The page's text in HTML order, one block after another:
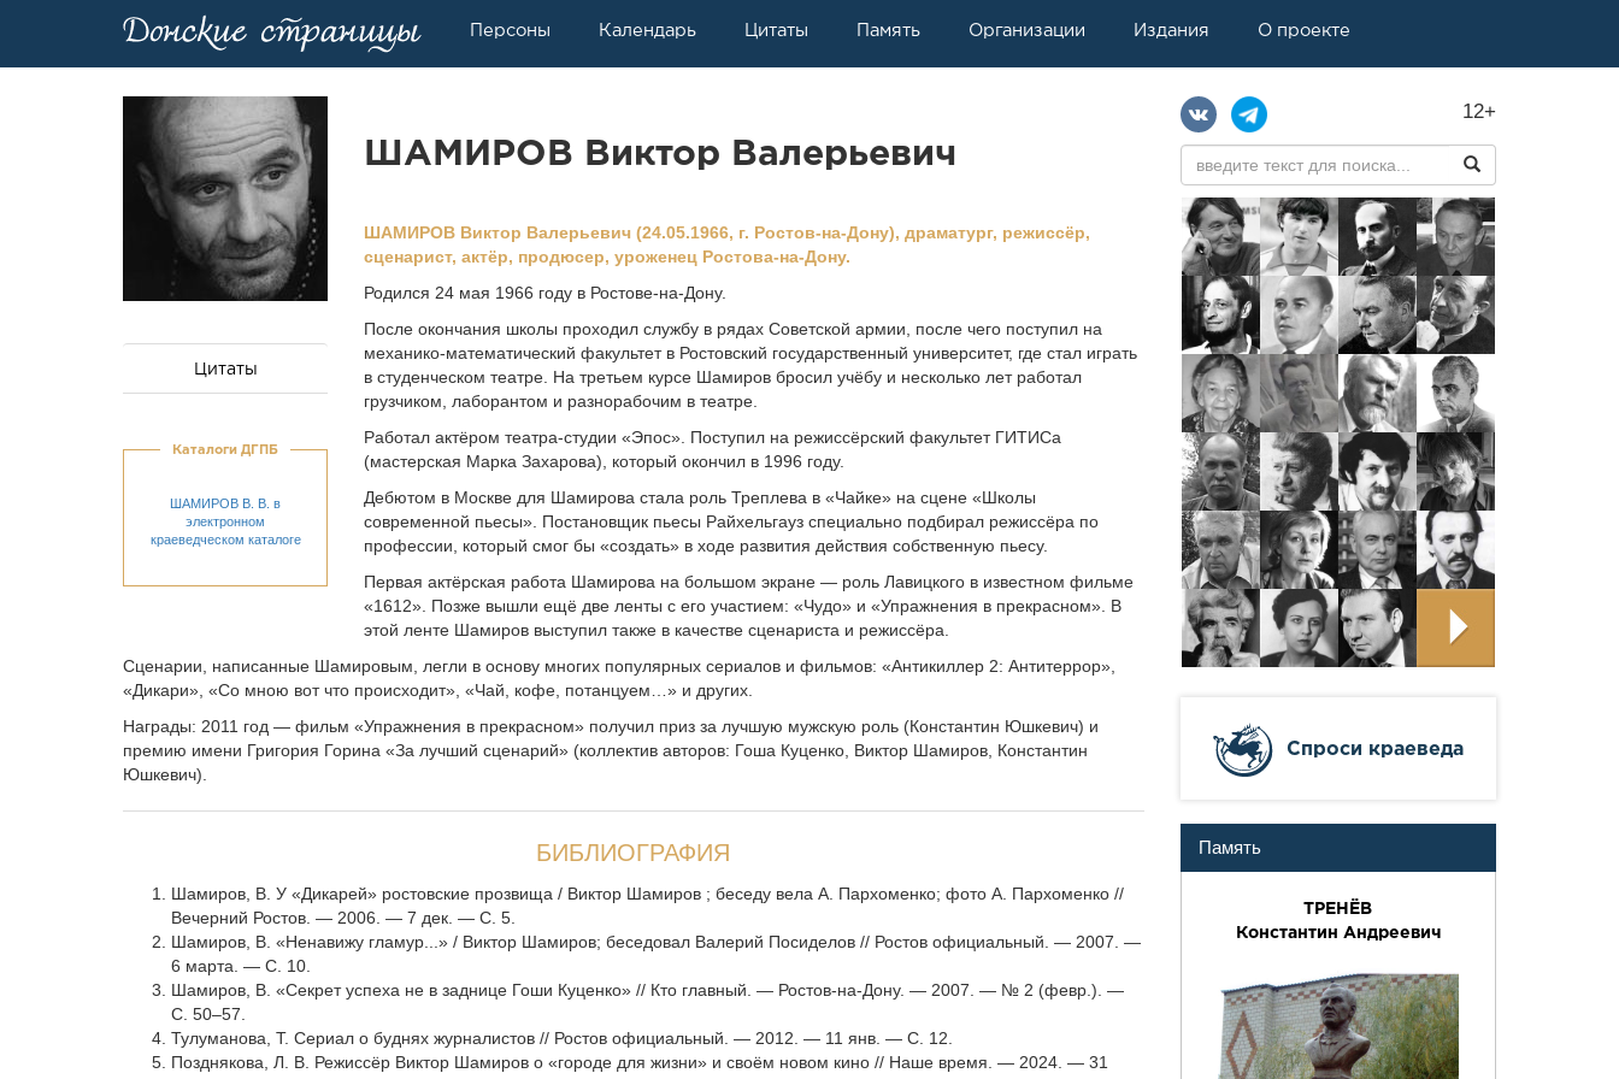
Персоны Календарь Цитаты Память Организации Издания О проекте
Цитаты
Каталоги ДГПБ
ШАМИРОВ В. В. в
электронном
краеведческом каталоге
ШАМИРОВ Виктор Валерьевич
ШАМИРОВ Виктор Валерьевич (24.05.1966, г. Ростов-на-Дону), драматург, режиссёр,
сценарист, актёр, продюсер, уроженец Ростова-на-Дону.
Родился 24 мая 1966 году в Ростове-на-Дону.
После окончания школы проходил службу в рядах Советской армии, после чего поступил на
механико-математический факультет в Ростовский государственный университет, где стал играть
в студенческом театре. На третьем курсе Шамиров бросил учёбу и несколько лет работал
грузчиком, лаборантом и разнорабочим в театре.
Работал актёром театра-студии «Эпос». Поступил на режиссёрский факультет ГИТИСа
(мастерская Марка Захарова), который окончил в 1996 году.
Дебютом в Москве для Шамирова стала роль Треплева в «Чайке» на сцене «Школы
современной пьесы». Постановщик пьесы Райхельгауз специально подбирал режиссёра по
профессии, который смог бы «создать» в ходе развития действия собственную пьесу.
Первая актёрская работа Шамирова на большом экране — роль Лавицкого в известном фильме
«1612». Позже вышли ещё две ленты с его участием: «Чудо» и «Упражнения в прекрасном». В
этой ленте Шамиров выступил также в качестве сценариста и режиссёра.
Сценарии, написанные Шамировым, легли в основу многих популярных сериалов и фильмов: «Антикиллер 2: Антитеррор»,
«Дикари», «Со мною вот что происходит», «Чай, кофе, потанцуем…» и других.
Награды: 2011 год — фильм «Упражнения в прекрасном» получил приз за лучшую мужскую роль (Константин Юшкевич) и
премию имени Григория Горина «За лучший сценарий» (коллектив авторов: Гоша Куценко, Виктор Шамиров, Константин
Юшкевич).
БИБЛИОГРАФИЯ
Шамиров, В. У «Дикарей» ростовские прозвища / Виктор Шамиров ; беседу вела А. Пархоменко; фото А. Пархоменко //
Вечерний Ростов. — 2006. — 7 дек. — С. 5.
Шамиров, В. «Ненавижу гламур...» / Виктор Шамиров; беседовал Валерий Посиделов // Ростов официальный. — 2007. —
6 марта. — С. 10.
Шамиров, В. «Секрет успеха не в заднице Гоши Куценко» // Кто главный. — Ростов-на-Дону. — 2007. — № 2 (февр.). —
С. 50–57.
Тулуманова, Т. Сериал о буднях журналистов // Ростов официальный. — 2012. — 11 янв. — С. 12.
Позднякова, Л. В. Режиссёр Виктор Шамиров о «городе для жизни» и своём новом кино // Наше время. — 2024. — 31
12+
Cпроси краеведа
Память
ТРЕНЁВ
Константин Андреевич